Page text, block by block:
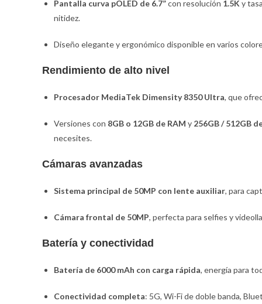
Pantalla curva pOLED de 6.7”con resolución 1.5K y
nitidez.
Diseño elegante y ergonómico disponible en varios
Rendimiento de alto nivel
Procesador MediaTek Dimensity 8350 Ultra, que
Versiones con 8GB o 12GB de RAM y 256GB / 512GB
necesites.
Cámaras avanzadas
Sistema principal de 50MP con lente auxiliar, para
Cámara frontal de 50MP, perfecta para selfies y
Batería y conectividad
Batería de 6000 mAh con carga rápida, energía para
Conectividad completa: 5G, Wi-Fi de doble banda,